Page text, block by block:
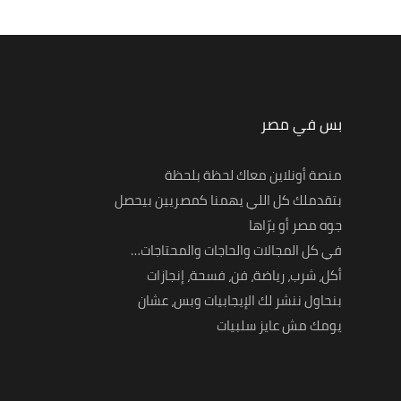
بس في مصر
منصة أونلاين معاك لحظة بلحظة
بتقدملك كل اللي يهمنا كمصريين بيحصل
جوه مصر أو برّاها
في كل المجالات والحاجات والمحتاجات…
أكل، شرب، رياضة، فن، فسحة، إنجازات
بنحاول ننشر لك الإيجابيات وبس، عشان
يومك مش عايز سلبيات